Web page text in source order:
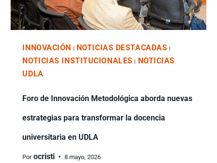
INNOVACIÓN NOTICIAS DESTACADAS
NOTICIAS INSTITUCIONALES
NOTICIAS
UDLA
Foro de Innovación Metodológica aborda nuevas
estrategias para transformar la docencia
universitaria en UDLA
Por ocristi 8 mayo, 2026